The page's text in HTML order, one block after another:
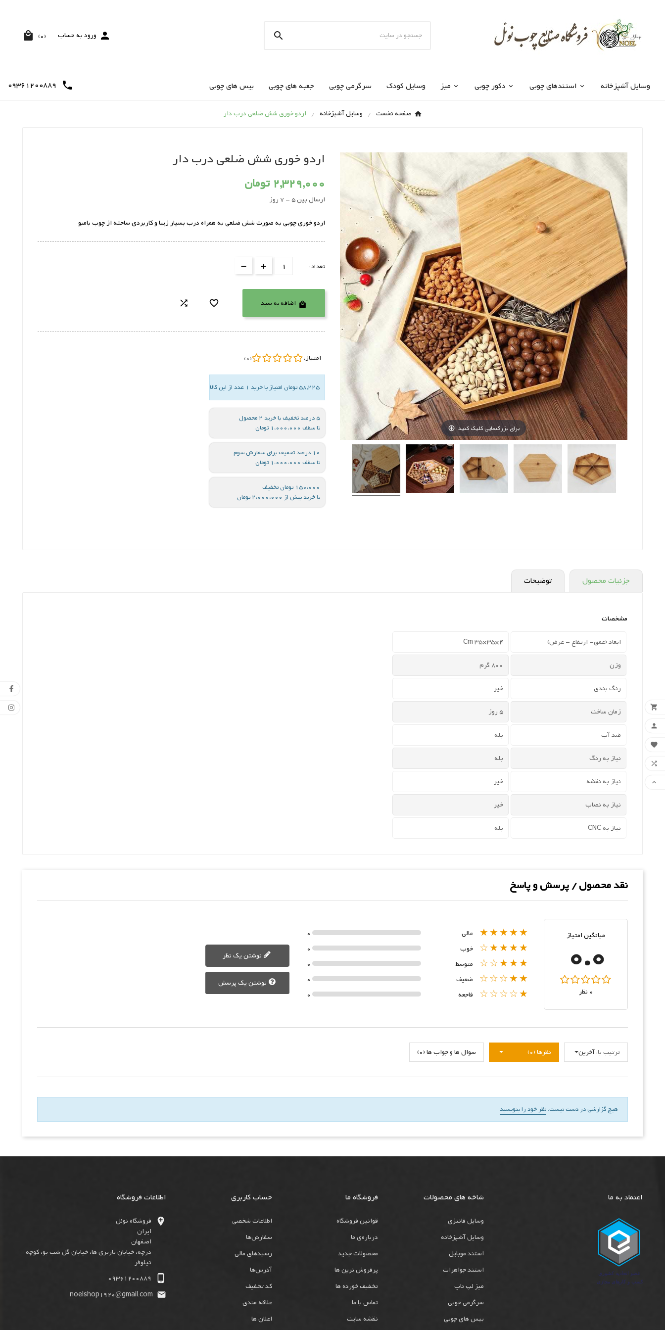

 ورود به حساب  (0)
وسایل آشپزخانه استندهای چوبی دکور چوبی میز وسایل کودک سرگرمی چوبی جعبه های چوبی بیس های چوبی 
09361200889
صفحه نخست وسایل آشپزخانه اردو خوری شش ضلعی درب دار
برای بزرگنمایی کلیک کنید
اردو خوری شش ضلعی درب دار
2,329,000 تومان
ارسال بین 5 - 7 روز
اردو خوری چوبی به صورت شش ضلعی به همراه درب بسیار زیبا و کاربردی ساخته از چوب بامبو
تعداد:
 اضافه به سبد 

امتیاز: (0)
58,225 تومان امتیاز با خرید 1 عدد از این کالا
5 درصد تخفیف با خرید 2 محصول
تا سقف 1،000،000 تومان
10 درصد تخفیف برای سفارش سوم
تا سقف 1،000،000 تومان
150،000 تومان تخفیف
با خرید بیش از 2،000،000 تومان
جزئیات محصول توضیحات
مشخصات
ابعاد (عمق- ارتفاع - عرض) 4×35×35 Cm
وزن 800 گرم
رنگ بندی خیر
زمان ساخت 5 روز
ضد آب بله
نیاز به رنگ بله
نیاز به نقشه خیر
نیاز به نصاب خیر
نیاز به CNC بله
نقد محصول / پرسش و پاسخ
میانگین امتیاز
0.0
0 نظر
★★★★★ عالی 0
★★★★☆ خوب 0
★★★☆☆ متوسط 0
★★☆☆☆ ضعیف 0
★☆☆☆☆ فاجعه 0
نوشتن یک نظر
نوشتن یک پرسش
نظرها (0) سوال ها و جواب ها (0) ترتیب با:آخرین
هیچ گزارشی در دست نیست. نظر خود را بنویسید
اعتماد به ما شاخه های محصولات
وسایل فانتزی
وسایل آشپزخانه
استند موبایل
استند جواهرات
میز لپ تاپ
سرگرمی چوبی
بیس های چوبی
فروشگاه ما
قوانین فروشگاه
درباره‌ی ما
محصولات جدید
پرفروش ترین ها
تخفیف خورده ها
تماس با ما
نقشه سایت
حساب کاربری
اطلاعات شخصی
سفارش‌ها
رسیدهای مالی
آدرس‌ها
کد تخفیف
علاقه مندی
اعلان ها
اطلاعات فروشگاه

فروشگاه نوئل
ایران
اصفهان
درچه، خیابان باربری ها، خیابان گل شب بو، کوچه
نیلوفر

09361200889

noelshop1920@gmail.com




